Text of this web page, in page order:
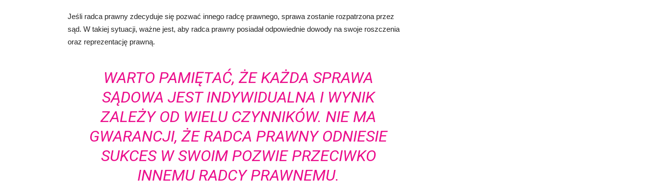
Jeśli radca prawny zdecyduje się pozwać innego radcę prawnego, sprawa zostanie rozpatrzona przez
sąd. W takiej sytuacji, ważne jest, aby radca prawny posiadał odpowiednie dowody na swoje roszczenia
oraz reprezentację prawną.
WARTO PAMIĘTAĆ, ŻE KAŻDA SPRAWA
SĄDOWA JEST INDYWIDUALNA I WYNIK
ZALEŻY OD WIELU CZYNNIKÓW. NIE MA
GWARANCJI, ŻE RADCA PRAWNY ODNIESIE
SUKCES W SWOIM POZWIE PRZECIWKO
INNEMU RADCY PRAWNEMU.